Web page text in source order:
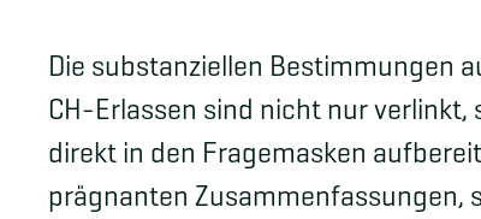
Die substanziellen Bestimmungen
CH-Erlassen sind nicht nur verlinkt,
direkt in den Fragemasken
prägnanten Zusammenfassungen,